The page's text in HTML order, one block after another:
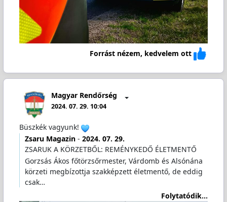
Forrást nézem, kedvelem ott
Magyar Rendőrség
2024. 07. 29. 10:04
Büszkék vagyunk!
Zsaru Magazin- 2024. 07. 29.
ZSARUK A KÖRZETBŐL: REMÉNYKEDŐ ÉLETMENTŐ
Gorzsás Ákos főtörzsőrmester, Várdomb és Alsónána
körzeti megbízottja szakképzett életmentő, de eddig
csak…
Folytatódik...